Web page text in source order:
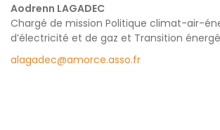
Aodrenn LAGADEC
Chargé de mission Politique climat-air-
d’électricité et de gaz et Transition
alagadec@amorce.asso.fr